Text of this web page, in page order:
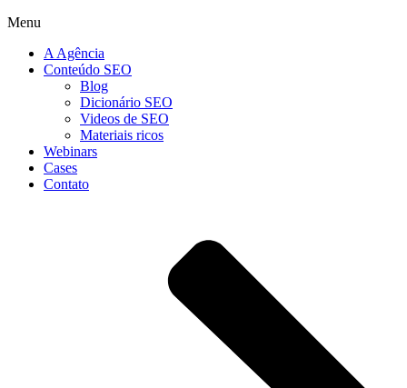
Menu
A Agência
Conteúdo SEO
Blog
Dicionário SEO
Videos de SEO
Materiais ricos
Webinars
Cases
Contato